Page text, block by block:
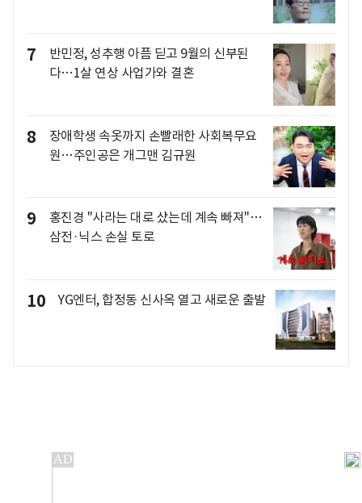
7
반민정, 성추행 아픔 딛고 9월의 신부된
다…1살 연상 사업가와 결혼
8
장애학생 속옷까지 손빨래한 사회복무요
원…주인공은 개그맨 김규원
9
홍진경 "사라는 대로 샀는데 계속 빠져"…
삼전·닉스 손실 토로
10 YG엔터, 합정동 신사옥 열고 새로운 출발